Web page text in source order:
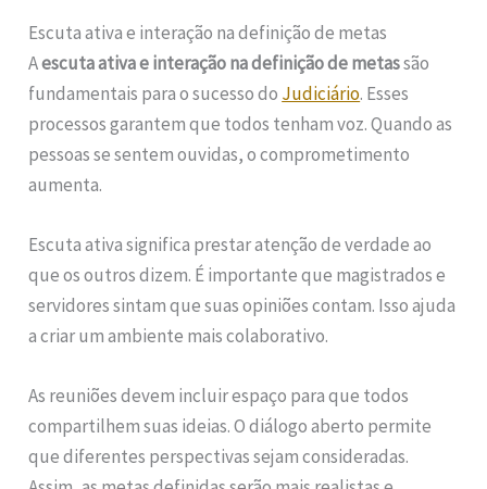
Escuta ativa e interação na definição de metas
Aescuta ativa e interação na definição de metassão
fundamentais para o sucesso do Judiciário. Esses
processos garantem que todos tenham voz. Quando as
pessoas se sentem ouvidas, o comprometimento
aumenta.
Escuta ativa significa prestar atenção de verdade ao
que os outros dizem. É importante que magistrados e
servidores sintam que suas opiniões contam. Isso ajuda
a criar um ambiente mais colaborativo.
As reuniões devem incluir espaço para que todos
compartilhem suas ideias. O diálogo aberto permite
que diferentes perspectivas sejam consideradas.